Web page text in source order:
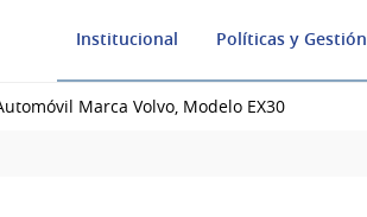
Institucional Políticas y Gestión
Marca Volvo, Modelo EX30